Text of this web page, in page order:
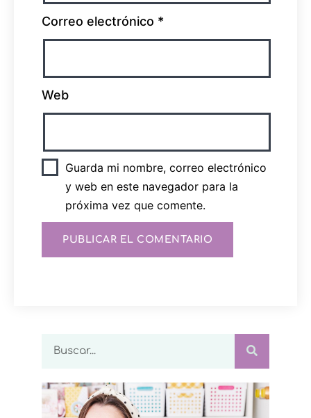
Correo electrónico *
Web
Guarda mi nombre, correo electrónico
y web en este navegador para la
próxima vez que comente.